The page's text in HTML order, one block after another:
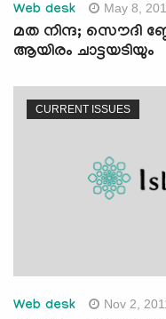
Web desk May 8,
മത നിന്ദ; സൌദി
ആയിരം ചാട്ടയടിയും
CURRENT ISSUES
Web desk Nov 2,